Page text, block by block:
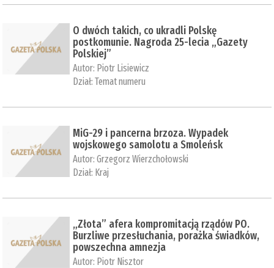
O dwóch takich, co ukradli Polskę
postkomunie. Nagroda 25-lecia „Gazety
Polskiej”
Autor: Piotr Lisiewicz
Dział:Temat numeru
MiG-29 i pancerna brzoza. Wypadek
wojskowego samolotu a Smoleńsk
Autor:Grzegorz Wierzchołowski
Dział: Kraj
„Złota” afera kompromitacją rządów PO.
Burzliwe przesłuchania, porażka świadków,
powszechna amnezja
Autor: Piotr Nisztor